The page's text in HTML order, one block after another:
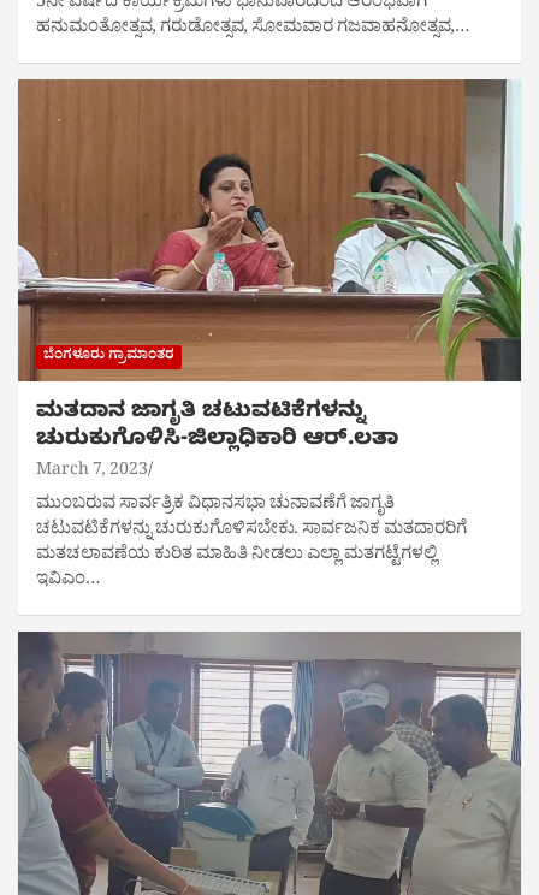
ಹನುಮಂತೋತ್ಸವ, ಗರುಡೋತ್ಸವ, ಸೋಮವಾರ ಗಜವಾಹನೋತ್ಸವ,…
ಬೆಂಗಳೂರು ಗ್ರಾಮಾಂತರ
ಮತದಾನ ಜಾಗೃತಿ ಚಟುವಟಿಕೆಗಳನ್ನು
ಚುರುಕುಗೊಳಿಸಿ-ಜಿಲ್ಲಾಧಿಕಾರಿ ಆರ್.ಲತಾ
March 7, 2023
ಮುಂಬರುವ ಸಾರ್ವತ್ರಿಕ ವಿಧಾನಸಭಾ ಚುನಾವಣೆಗೆ ಜಾಗೃತಿ
ಚಟುವಟಿಕೆಗಳನ್ನು ಚುರುಕುಗೊಳಿಸಬೇಕು. ಸಾರ್ವಜನಿಕ ಮತದಾರರಿಗೆ
ಮತಚಲಾವಣೆಯ ಕುರಿತ ಮಾಹಿತಿ ನೀಡಲು ಎಲ್ಲಾ ಮತಗಟ್ಟೆಗಳಲ್ಲಿ
ಇವಿಎಂ…